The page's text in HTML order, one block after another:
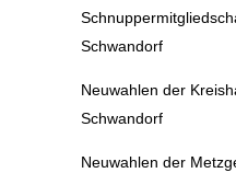
Schwandorf
Neuwahlen der
Schwandorf
Neuwahlen der